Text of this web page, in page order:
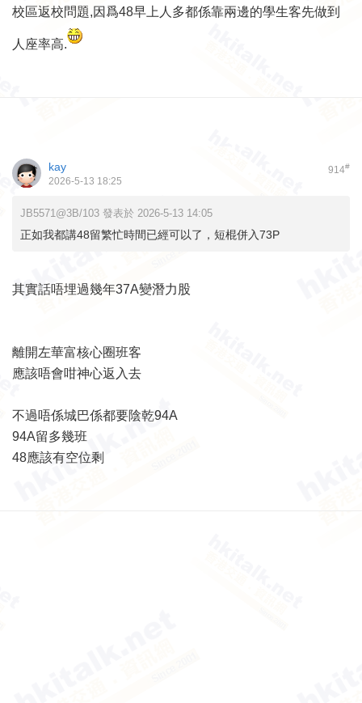
校區返校問題,因爲48早上人多都係靠兩邊的學生客先做到
人座率高.
914#
kay
2026-5-13 18:25
JB5571@3B/103 發表於 2026-5-13 14:05
正如我都講48留繁忙時間已經可以了，短棍併入73P
其實話唔埋過幾年37A變潛力股
離開左華富核心圈班客
應該唔會咁神心返入去
不過唔係城巴係都要陰乾94A
94A留多幾班
48應該有空位剩